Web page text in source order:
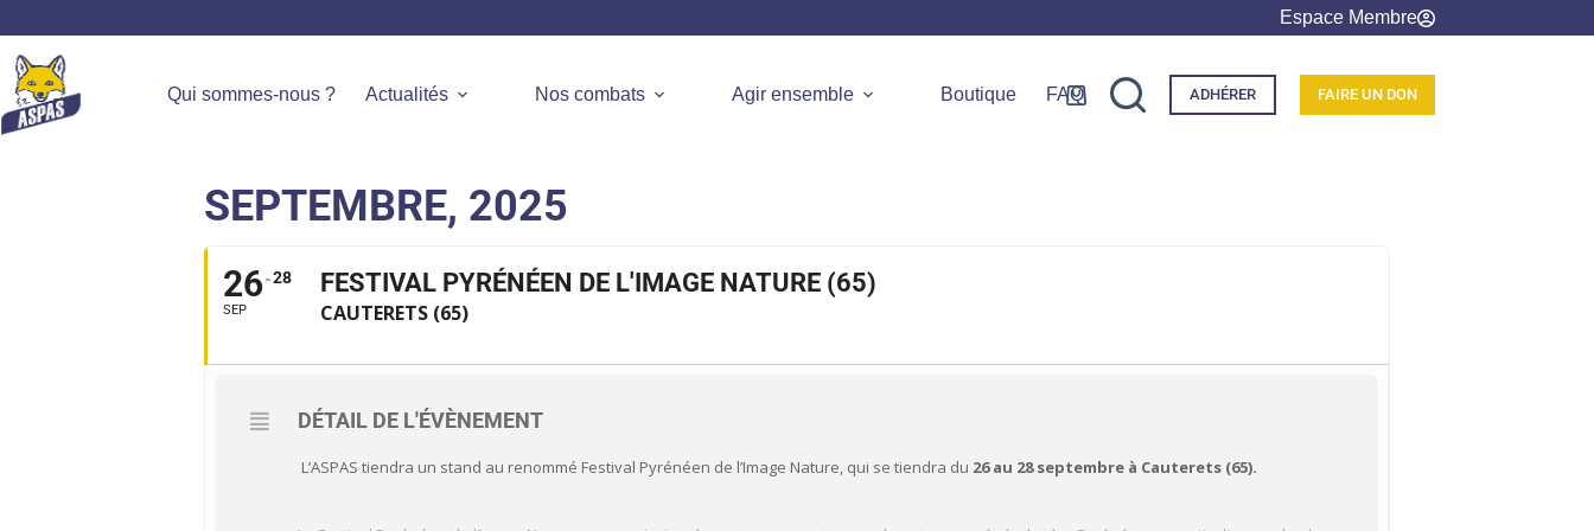
Espace Membre
Qui sommes-nous ? Actualités Nos combats Agir ensemble Boutique FAQ ADHÉRER FAIRE UN DON
SEPTEMBRE, 2025
26
SEP
28 FESTIVAL PYRÉNÉEN DE L'IMAGE NATURE (65)
CAUTERETS (65)
DÉTAIL DE L'ÉVÈNEMENT
L’ASPAS tiendra un stand au renommé Festival Pyrénéen de l’Image Nature, qui se tiendra du 26 au 28 septembre à Cauterets (65).